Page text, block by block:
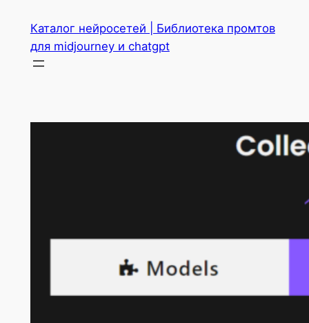
содержимому
Каталог нейросетей | Библиотека промтов
для midjourney и chatgpt